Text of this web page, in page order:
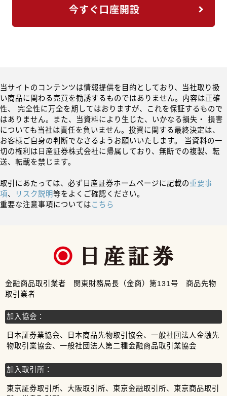
今すぐ口座開設
当サイトのコンテンツは情報提供を目的としており、当社取り扱
い商品に関わる売買を勧誘するものではありません。内容は正確
性、 完全性に万全を期してはおりますが、これを保証するもので
はありません。また、当資料により生じた、いかなる損失・ 損害
についても当社は責任を負いません。投資に関する最終決定は、
お客様ご自身の判断でなさるようお願いいたします。 当資料の一
切の権利は日産証券株式会社に帰属しており、無断での複製、転
送、転載を禁じます。
取引にあたっては、必ず日産証券ホームページに記載の重要事
項、 リスク説明等をよくご確認ください。
重要な注意事項についてはこちら
金融商品取引業者 関東財務局長（金商）第131号 商品先物
取引業者
加入協会：
日本証券業協会、日本商品先物取引協会、一般社団法人金融先
物取引業協会、一般社団法人第二種金融商品取引業協会
加入取引所：
東京証券取引所、大阪取引所、東京金融取引所、東京商品取引